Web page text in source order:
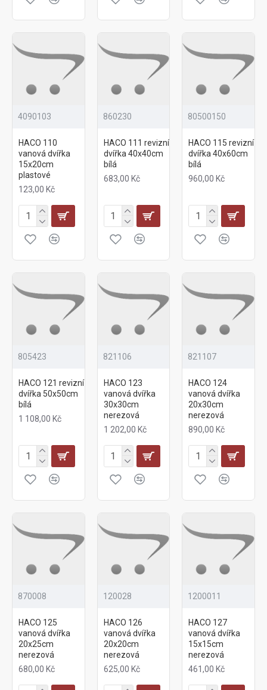
4090103
HACO 110
vanová dvířka
15x20cm
plastové
123,00 Kč
860230
HACO 111 revizní
dvířka 40x40cm
bílá
683,00 Kč
80500150
HACO 115 revizní
dvířka 40x60cm
bílá
960,00 Kč
805423
HACO 121 revizní
dvířka 50x50cm
bílá
1 108,00 Kč
821106
HACO 123
vanová dvířka
30x30cm
nerezová
1 202,00 Kč
821107
HACO 124
vanová dvířka
20x30cm
nerezová
890,00 Kč
870008
HACO 125
vanová dvířka
20x25cm
nerezová
680,00 Kč
120028
HACO 126
vanová dvířka
20x20cm
nerezová
625,00 Kč
1200011
HACO 127
vanová dvířka
15x15cm
nerezová
461,00 Kč